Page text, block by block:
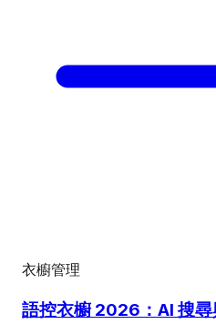
衣櫥管理
語控衣櫥 2026：AI 搜